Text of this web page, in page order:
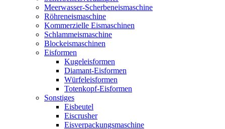
Meerwasser-Scherbeneismaschine
Röhreneismaschine
Kommerzielle Eismaschinen
Schlammeismaschine
Blockeismaschinen
Eisformen
Kugeleisformen
Diamant-Eisformen
Würfeleisformen
Totenkopf-Eisformen
Sonstiges
Eisbeutel
Eiscrusher
Eisverpackungsmaschine